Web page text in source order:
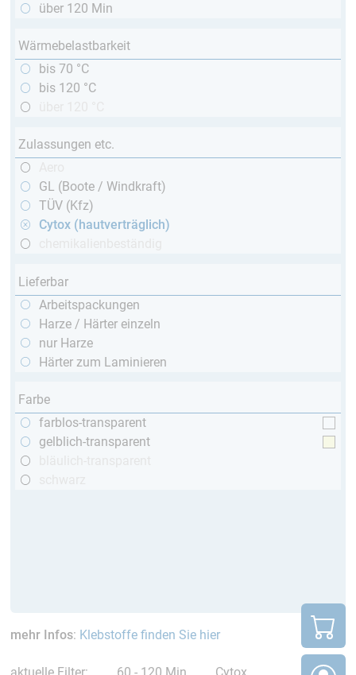
über 120 Min
Wärmebelastbarkeit
bis 70 °C
bis 120 °C
Zulassungen etc.
GL (Boote / Windkraft)
TÜV (Kfz)
Cytox (hautverträglich)
Lieferbar
Arbeitspackungen
Harze / Härter einzeln
nur Harze
Härter zum Laminieren
Farbe
farblos-transparent
gelblich-transparent
mehr Infos: Klebstoffe finden Sie hier